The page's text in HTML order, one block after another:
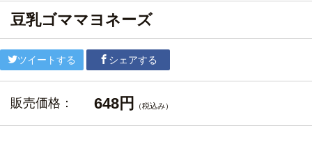
豆乳ゴママヨネーズ
ツイートする シェアする
販売価格： 648円 （税込み）